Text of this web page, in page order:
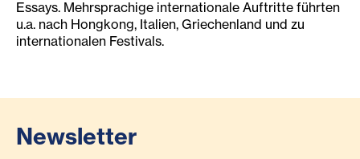
Essays. Mehrsprachige internationale Auftritte führten
u.a. nach Hongkong, Italien, Griechenland und zu
internationalen Festivals.
Newsletter